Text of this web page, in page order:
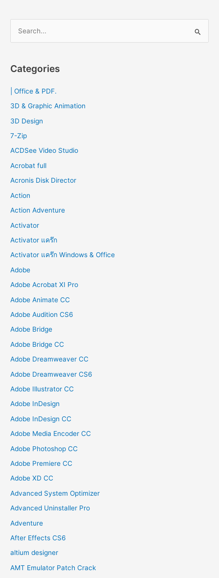
r
f
o
Categories
| Office & PDF.
3D & Graphic Animation
3D Design
7-Zip
ACDSee Video Studio
Acrobat full
Acronis Disk Director
Action
Action Adventure
Activator
Activator แคร๊ก
Activator แคร๊ก Windows & Office
Adobe
Adobe Acrobat XI Pro
Adobe Animate CC
Adobe Audition CS6
Adobe Bridge
Adobe Bridge CC
Adobe Dreamweaver CC
Adobe Dreamweaver CS6
Adobe Illustrator CC
Adobe InDesign
Adobe InDesign CC
Adobe Media Encoder CC
Adobe Photoshop CC
Adobe Premiere CC
Adobe XD CC
Advanced System Optimizer
Advanced Uninstaller Pro
Adventure
After Effects CS6
altium designer
AMT Emulator Patch Crack